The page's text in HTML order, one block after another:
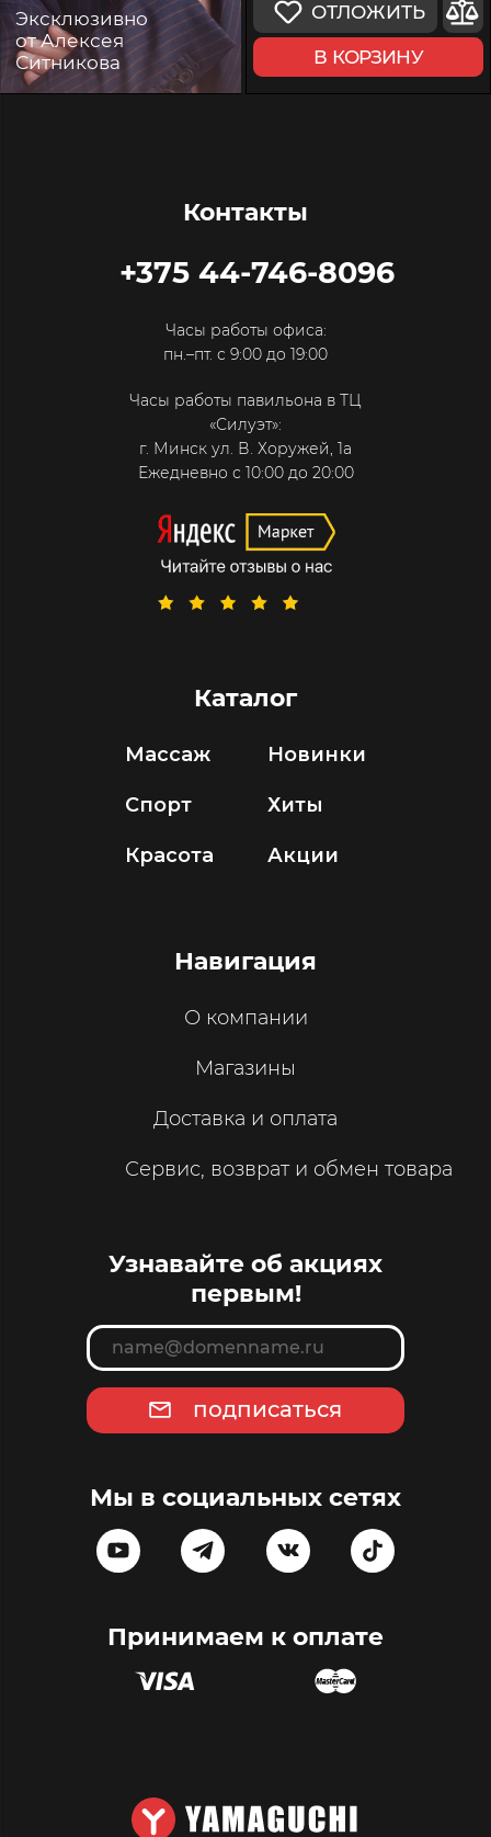
Эксклюзивно
от Алексея
Ситникова
ОТЛОЖИТЬ
В КОРЗИНУ
Контакты
+375 44-746-8096
Часы работы офиса:
пн.–пт. с 9:00 до 19:00
Часы работы павильона в ТЦ
«Силуэт»:
г. Минск ул. В. Хоружей, 1а
Ежедневно с 10:00 до 20:00
Каталог
Массаж
Спорт
Красота
Новинки
Хиты
Акции
Навигация
О компании
Магазины
Доставка и оплата
Сервис, возврат и обмен товара
Узнавайте об акциях
первым!
подписаться
Мы в социальных сетях
Принимаем к оплате